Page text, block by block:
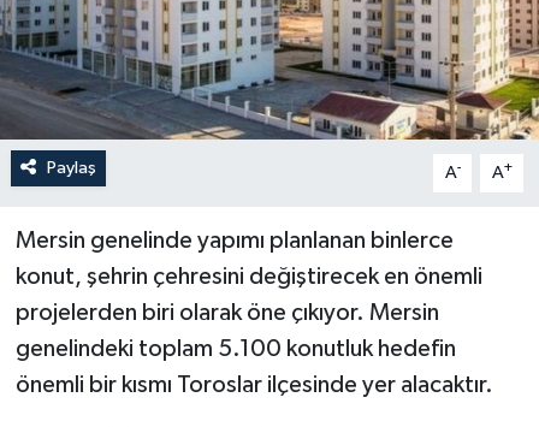
Paylaş A- A+
Mersin genelinde yapımı planlanan binlerce
konut, şehrin çehresini değiştirecek en önemli
projelerden biri olarak öne çıkıyor. Mersin
genelindeki toplam 5.100 konutluk hedefin
önemli bir kısmı Toroslar ilçesinde yer alacaktır.